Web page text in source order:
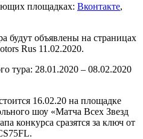
площадках: Вконтакте,
будут объявлены на страницах
Rus 11.02.2020.
тура: 28.01.2020 – 08.02.2020
16.02.20 на площадке
шоу «Матча Всех Звезд
конкурса сразятся за ключ от